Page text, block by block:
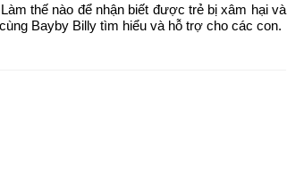
thế nào để nhận biết được trẻ bị xâm hại và
Bayby Billy tìm hiểu và hỗ trợ cho các con.